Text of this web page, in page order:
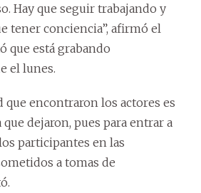
Hay que seguir trabajando y
tener conciencia”, afirmó el
que está grabando
el lunes.
que encontraron los actores es
dejaron, pues para entrar a
participantes en las
a tomas de